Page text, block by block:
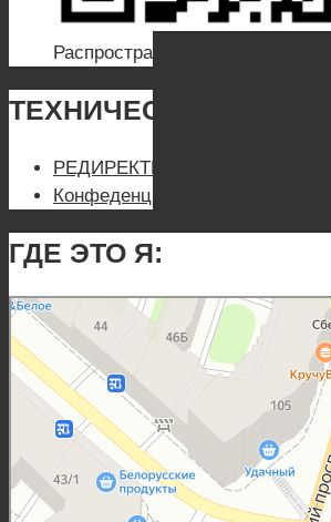
Распространи по-братски!
ТЕХНИЧЕСКИ:
РЕДИРЕКТЫ
Конфеденциальность
ГДЕ ЭТО Я:
Санкт‑Петербург
Яндекс Карты — транспорт, навигация, поиск мест